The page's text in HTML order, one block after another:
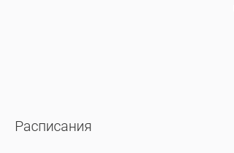
Расписания